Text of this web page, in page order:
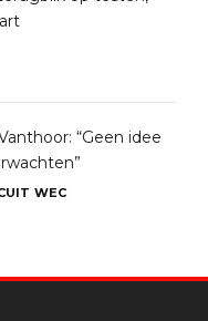
“Geen idee
WEC